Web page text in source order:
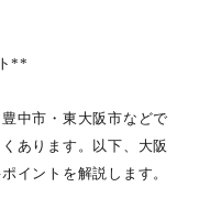
**
中市・東大阪市などで
あります。以下、大阪
イントを解説します。